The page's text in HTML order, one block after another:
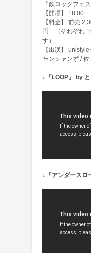
「鉄ロックフェ
【開場】 18:00
【料金】 前売
円 （それぞれ 1
す）
【出演】
ャンシャンず /
↓「 LOOP」 by
↓「 アンダースロ